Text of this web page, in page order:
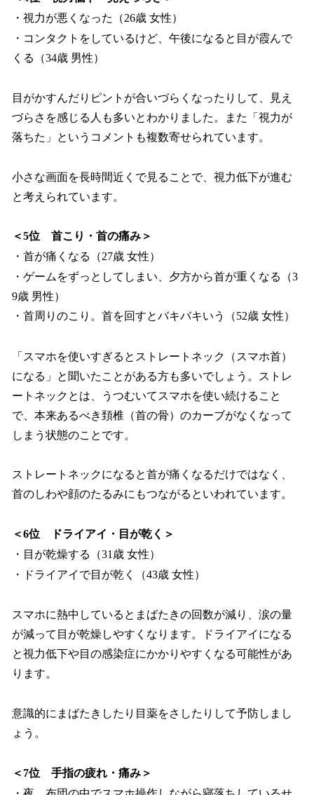
・視力が悪くなった（26歳 女性）
・コンタクトをしているけど、午後になると目が霞んで
くる（34歳 男性）
目がかすんだりピントが合いづらくなったりして、見え
づらさを感じる人も多いとわかりました。また「視力が
落ちた」というコメントも複数寄せられています。
小さな画面を長時間近くで見ることで、視力低下が進む
と考えられています。
＜5位 首こり・首の痛み＞
・首が痛くなる（27歳 女性）
・ゲームをずっとしてしまい、夕方から首が重くなる（3
9歳 男性）
・首周りのこり。首を回すとバキバキいう（52歳 女性）
「スマホを使いすぎるとストレートネック（スマホ首）
になる」と聞いたことがある方も多いでしょう。ストレ
ートネックとは、うつむいてスマホを使い続けること
で、本来あるべき頚椎（首の骨）のカーブがなくなって
しまう状態のことです。
ストレートネックになると首が痛くなるだけではなく、
首のしわや顔のたるみにもつながるといわれています。
＜6位 ドライアイ・目が乾く＞
・目が乾燥する（31歳 女性）
・ドライアイで目が乾く（43歳 女性）
スマホに熱中しているとまばたきの回数が減り、涙の量
が減って目が乾燥しやすくなります。ドライアイになる
と視力低下や目の感染症にかかりやすくなる可能性があ
ります。
意識的にまばたきしたり目薬をさしたりして予防しまし
ょう。
＜7位 手指の疲れ・痛み＞